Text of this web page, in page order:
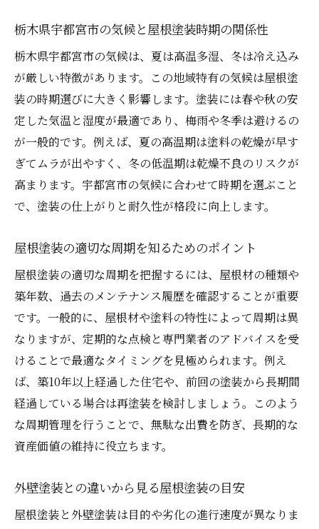
ト
外壁塗装と屋根塗装で費用が変わる理由を
解説
屋根塗装と外壁塗装の適正なタイミング比
較
外壁塗装と屋根塗装どちらを優先すべきか
助成金活用で屋根塗装費用を賢く抑えるコツ
屋根塗装の助成金情報を活用するための流
宇都宮市で使える屋根塗装助成金の条件解
説
屋根塗装助成金申請に必要な書類と注意点
屋根塗装費用を抑えるための賢い見積もり
術
外壁塗装と屋根塗装助成金の併用ポイント
口コミから考える屋根塗装の信頼ポイント
屋根塗装の信頼性を口コミで見極めるコツ
口コミから見る屋根塗装業者の対応力とは
び方
屋根塗装の評判を深掘りして安心を得る方
栃木県宇都宮市の気候と屋根塗装時期の関係性
栃木県宇都宮市の気候は、夏は高温多湿、冬は冷え込み
が厳しい特徴があります。この地域特有の気候は屋根塗
装の時期選びに大きく影響します。塗装には春や秋の安
定した気温と湿度が最適であり、梅雨や冬季は避けるの
が一般的です。例えば、夏の高温期は塗料の乾燥が早す
ぎてムラが出やすく、冬の低温期は乾燥不良のリスクが
高まります。宇都宮市の気候に合わせて時期を選ぶこと
で、塗装の仕上がりと耐久性が格段に向上します。
屋根塗装の適切な周期を知るためのポイント
屋根塗装の適切な周期を把握するには、屋根材の種類や
築年数、過去のメンテナンス履歴を確認することが重要
です。一般的に、屋根材や塗料の特性によって周期は異
なりますが、定期的な点検と専門業者のアドバイスを受
けることで最適なタイミングを見極められます。例え
ば、築10年以上経過した住宅や、前回の塗装から長期間
経過している場合は再塗装を検討しましょう。このよう
な周期管理を行うことで、無駄な出費を防ぎ、長期的な
資産価値の維持に役立ちます。
外壁塗装との違いから見る屋根塗装の目安
屋根塗装と外壁塗装は目的や劣化の進行速度が異なりま